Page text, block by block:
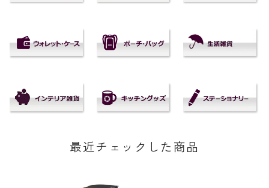
最近チェックした商品